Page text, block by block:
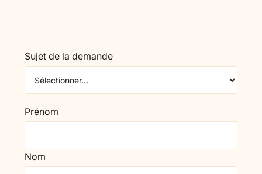
Sujet de la demande
Prénom
Nom